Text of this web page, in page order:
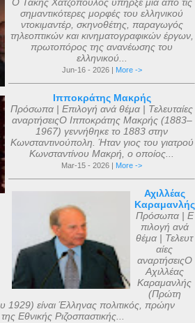
Ο Τάκης Χατζόπουλος υπήρξε μία από τις
σημαντικότερες μορφές του ελληνικού
ντοκιμαντέρ, σκηνοθέτης, παραγωγός
τηλεοπτικών και κινηματογραφικών έργων,
πρωτοπόρος της ανανέωσης του
ελληνικού...
Jun-16 - 2026 | More ->
Ιπποκράτης Μακρής
Πρόσωπα | Επιλογή ανά θέμα | Τελευταίες
αναρτήσειςΟ Ιπποκράτης Μακρής (1883–
1967) γεννήθηκε το 1883 στην
Κωνσταντινούπολη. Ήταν γιος του γιατρού
Κωνσταντίνου Μακρή, ο οποίος...
Mar-15 - 2026 | More ->
Αχιλλέας
Καραμανλής
Πρόσωπα | Ε
πιλογή ανά
θέμα | Τελευτ
αίες
αναρτήσειςΟ
Αχιλλέας
Καραμανλής
(Πρώτη
1929) είναι Έλληνας πολιτικός, πρώην
Εθνικής Ριζοσπαστικής...